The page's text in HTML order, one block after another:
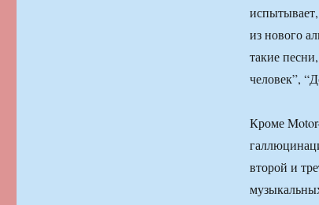
из нового
такие
человек”,
Кроме
второй и